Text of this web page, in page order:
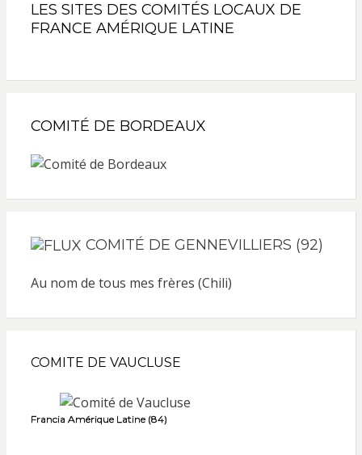
LES SITES DES COMITÉS LOCAUX DE
FRANCE AMÉRIQUE LATINE
COMITÉ DE BORDEAUX
COMITÉ DE GENNEVILLIERS (92)
Au nom de tous mes frères (Chili)
COMITE DE VAUCLUSE
Francia Amérique Latine (84)